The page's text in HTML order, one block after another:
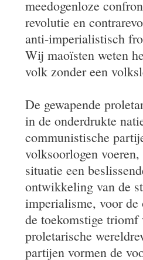
meedogenloze
revolutie en
anti-imperialistisch
Wij maoïsten weten
volk zonder een
De gewapende
in de onderdrukte
communistische
volksoorlogen
situatie een
ontwikkeling van de
imperialisme, voor
de toekomstige triomf
proletarische
partijen vormen de